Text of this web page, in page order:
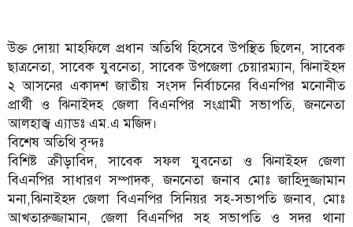
উক্ত দোয়া মাহফিলে প্রধান অতিথি হিসেবে উপস্থিত ছিলেন, সাবেক
ছাত্রনেতা, সাবেক যুবনেতা, সাবেক উপজেলা চেয়ারম্যান, ঝিনাইহদ
২ আসনের একাদশ জাতীয় সংসদ নির্বাচনের বিএনপির মনোনীত
প্রার্থী ও ঝিনাইদহ জেলা বিএনপির সংগ্রামী সভাপতি, জননেতা
আলহাজ্ব এ্যাডঃ এম.এ মজিদ।
বিশেষ অতিথি বৃন্দঃ
বিশিষ্ট ক্রীড়াবিদ, সাবেক সফল যুবনেতা ও ঝিনাইহদ জেলা
বিএনপির সাধারণ সম্পাদক, জননেতা জনাব মোঃ জাহিদুজ্জামান
মনা,ঝিনাইহদ জেলা বিএনপির সিনিয়র সহ-সভাপতি জনাব, মোঃ
আখতারুজ্জামান, জেলা বিএনপির সহ সভাপতি ও সদর থানা